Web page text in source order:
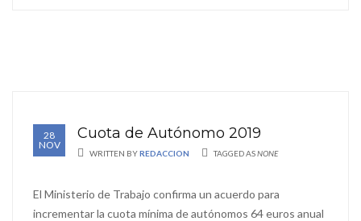
28
NOV
Cuota de Autónomo 2019
WRITTEN BYREDACCION TAGGED ASNONE
El Ministerio de Trabajo confirma un acuerdo para
incrementar la cuota mínima de autónomos 64 euros anual